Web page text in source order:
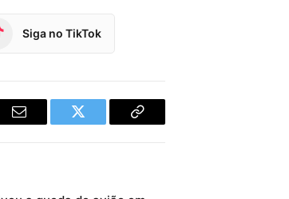
Siga no TikTok
Email Twitter
Copy